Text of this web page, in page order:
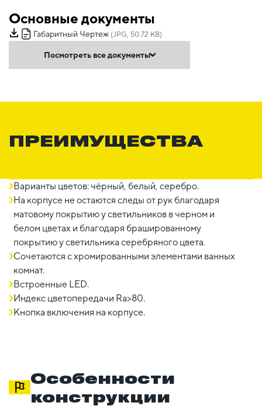
Основные документы
Габаритный Чертеж (JPG, 50.72 KB)
Посмотреть все документы
ПРЕИМУЩЕСТВА
Варианты цветов: чёрный, белый, серебро.
На корпусе не остаются следы от рук благодаря
матовому покрытию у светильников в черном и
белом цветах и благодаря брашированному
покрытию у светильника серебряного цвета.
Сочетаются с хромированными элементами ванных
комнат.
Встроенные LED.
Индекс цветопередачи Ra>80.
Кнопка включения на корпусе.
Особенности
конструкции